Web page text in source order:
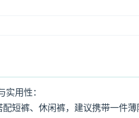
用性：
短裤、休闲裤，建议携带一件